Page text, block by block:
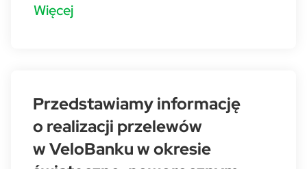
Więcej
Przedstawiamy informację
o realizacji przelewów
w VeloBanku w okresie